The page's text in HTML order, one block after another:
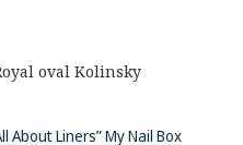
oval Kolinsky